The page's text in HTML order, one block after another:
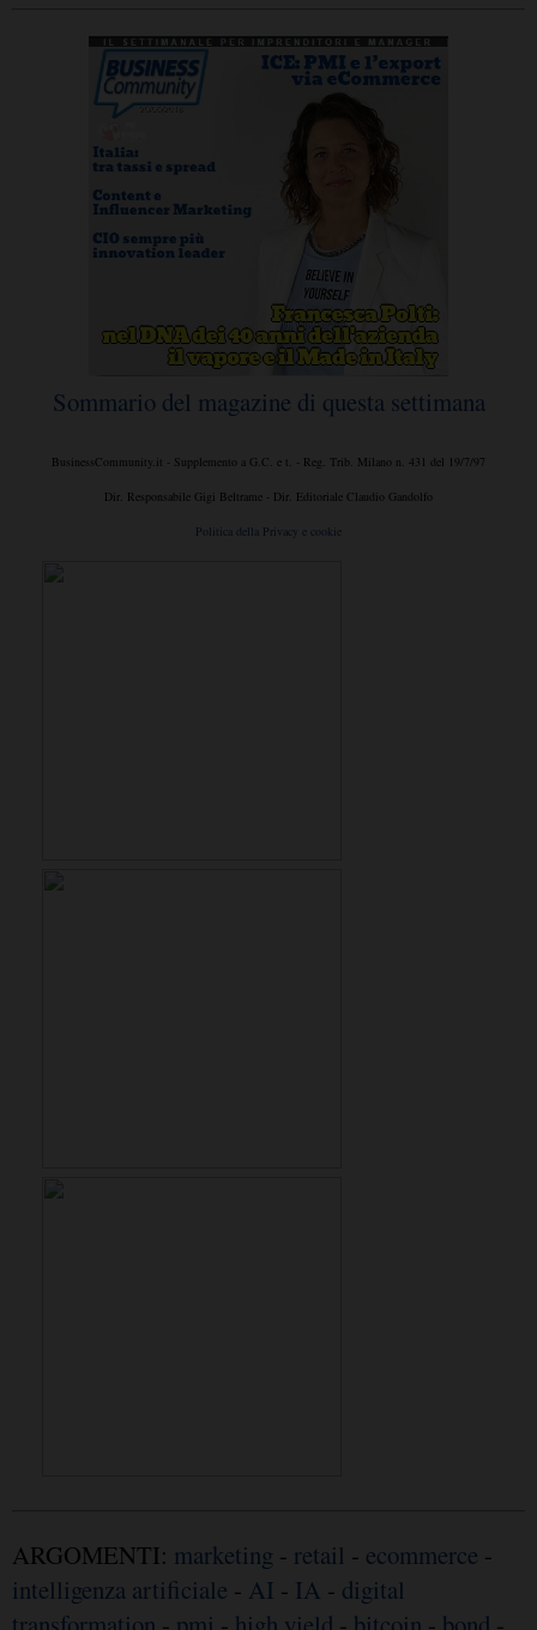
Sommario del magazine di questa settimana
BusinessCommunity.it - Supplemento a G.C. e t. - Reg. Trib. Milano n. 431 del 19/7/97
Dir. Responsabile Gigi Beltrame - Dir. Editoriale Claudio Gandolfo
Politica della Privacy e cookie
ARGOMENTI: marketing - retail - ecommerce -
intelligenza artificiale - AI - IA - digital